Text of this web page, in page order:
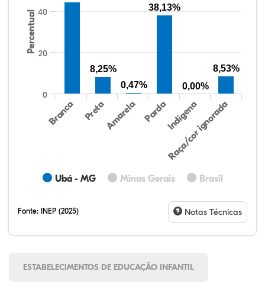
Percentual
Ubá - MG Minas Gerais Brasil
Branca PretaAmarela PardaIndígena
Raça/cor ignorada
0
20
40
8,25%
0,47%
38,13%
0,00%
8,53%
Fonte: INEP (2025) Notas Técnicas
ESTABELECIMENTOS DE EDUCAÇÃO INFANTIL